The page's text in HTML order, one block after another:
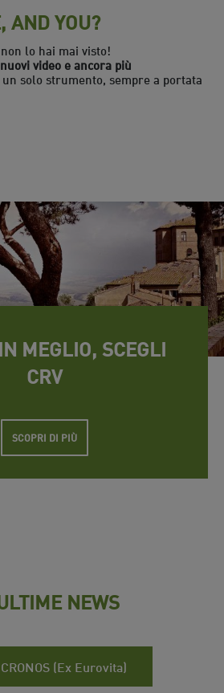
AND YOU?
lo hai mai visto!
video e ancora più
solo strumento, sempre a portata
MEGLIO, SCEGLI
CRV
SCOPRI DI PIÙ
NEWS
(Ex Eurovita)